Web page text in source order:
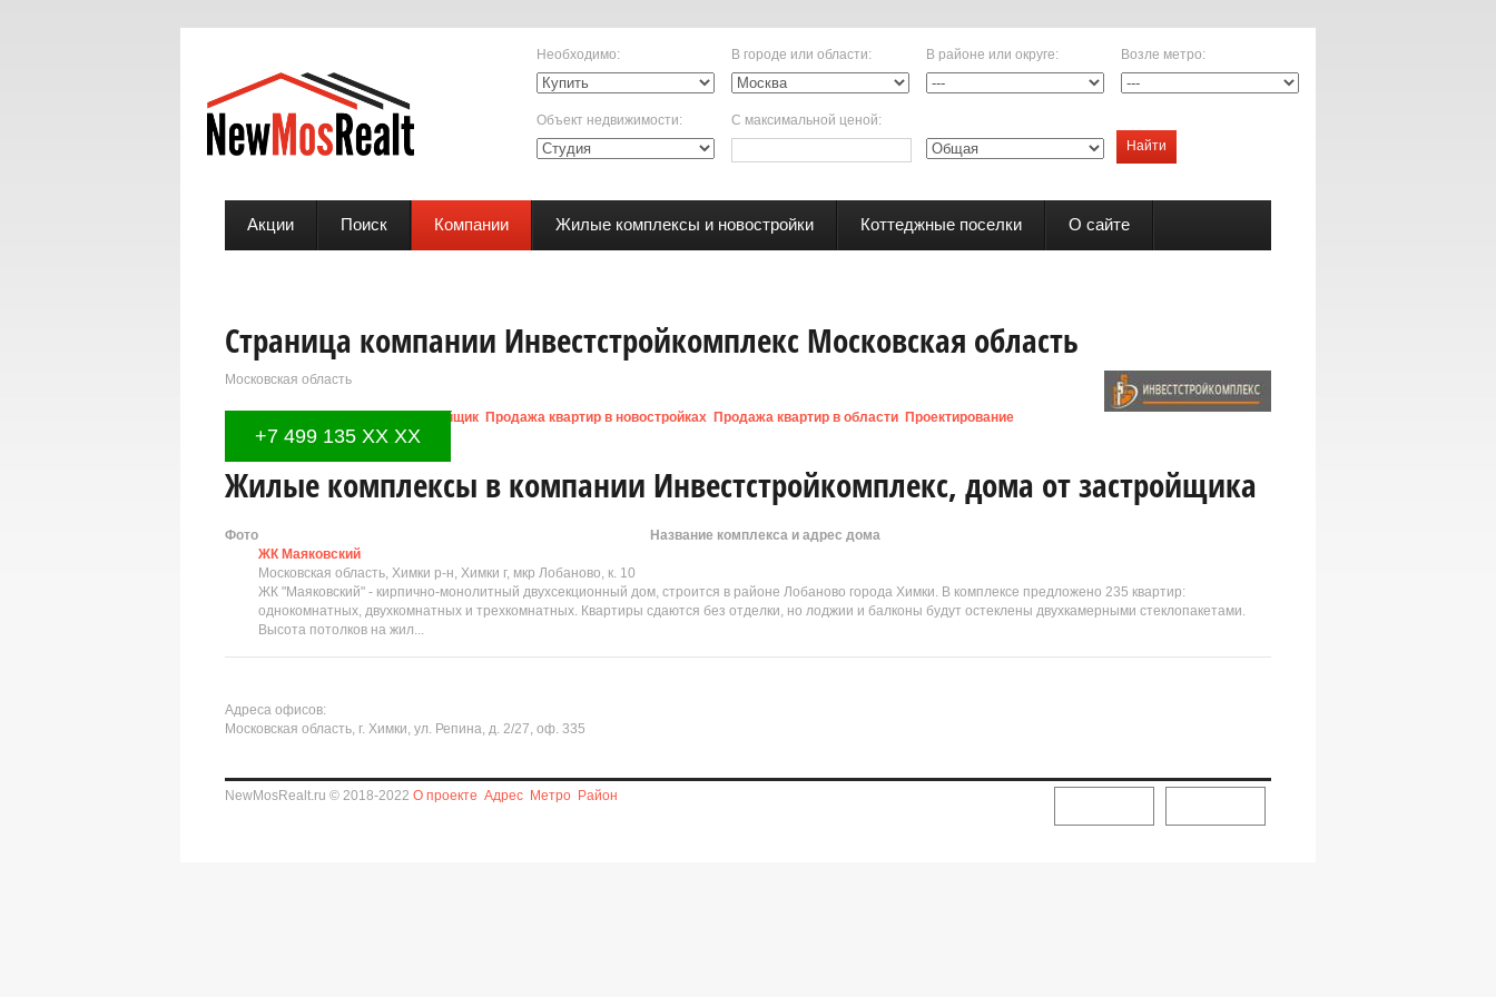
Необходимо: В городе или области: В районе или округе: Возле метро:
Объект недвижимости: С максимальной ценой:
Найти
Акции Поиск Компании Жилые комплексы и новостройки Коттеджные поселки О сайте
Страница компании Инвестстройкомплекс Московская область
Московская область
Застройщик Продажа квартир в новостройках Продажа квартир в области Проектирование
+7 499 135 XX XX
Жилые комплексы в компании Инвестстройкомплекс, дома от застройщика
Фото
Название комплекса и адрес дома
ЖК Маяковский
Московская область, Химки р-н, Химки г, мкр Лобаново, к. 10
ЖК "Маяковский" - кирпично-монолитный двухсекционный дом, строится в районе Лобаново города Химки. В комплексе предложено 235 квартир:
однокомнатных, двухкомнатных и трехкомнатных. Квартиры сдаются без отделки, но лоджии и балконы будут остеклены двухкамерными стеклопакетами.
Высота потолков на жил...
Адреса офисов:
Московская область, г. Химки, ул. Репина, д. 2/27, оф. 335
NewMosRealt.ru © 2018-2022 О проекте Адрес Метро Район